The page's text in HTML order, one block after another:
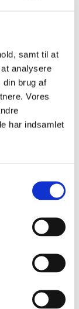
samt til at
analysere
din brug af
Vores
har indsamlet